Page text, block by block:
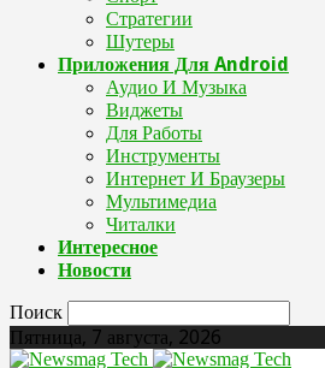
Стратегии
Шутеры
Приложения Для Android
Аудио И Музыка
Виджеты
Для Работы
Инструменты
Интернет И Браузеры
Мультимедиа
Читалки
Интересное
Новости
Поиск
Пятница, 7 августа, 2026